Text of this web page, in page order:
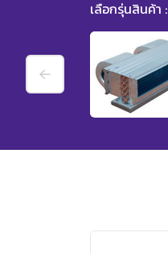
เลือกรุ่นสินค้า :